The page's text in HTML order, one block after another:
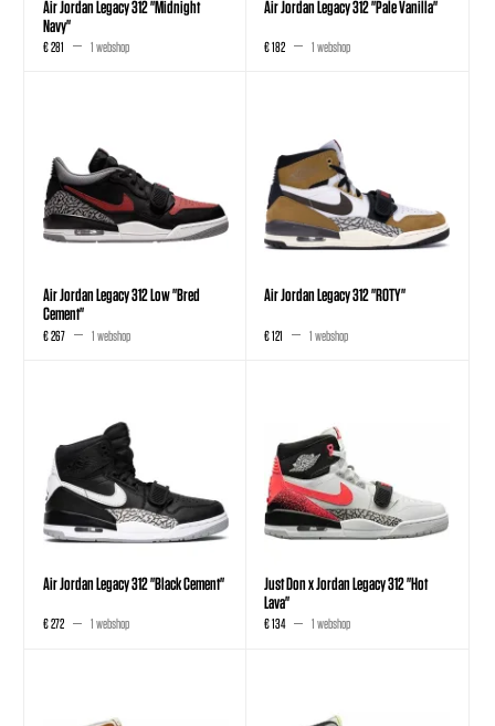
Air Jordan Legacy 312 "Midnight
Navy"
€ 281 1 webshop
Air Jordan Legacy 312 "Pale Vanilla"
€ 182 1 webshop
Air Jordan Legacy 312 Low "Bred
Cement"
€ 267 1 webshop
Air Jordan Legacy 312 "ROTY"
€ 121 1 webshop
Air Jordan Legacy 312 "Black Cement"
€ 272 1 webshop
Just Don x Jordan Legacy 312 "Hot
Lava"
€ 134 1 webshop